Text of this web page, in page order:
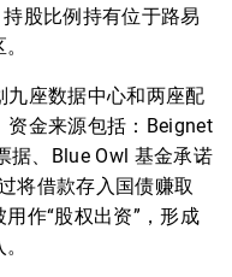
股比例持有位于路易
座数据中心和两座配
资金来源包括：Beignet
据、Blue Owl 基金承诺
将借款存入国债赚取
作“股权出资”，形成